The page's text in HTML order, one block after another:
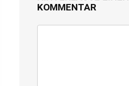
KOMMENTAR